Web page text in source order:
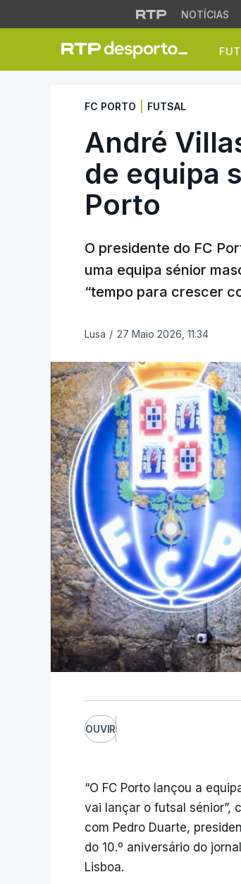
NOTÍCIAS
André
FC PORTO FUTSAL
André
de equipa
Porto
O presidente do FC
uma equipa sénior
“tempo para crescer
Lusa / 27 Maio 2026, 11:34
OUVIR
“O FC Porto lançou a
vai lançar o futsal sénior”,
com Pedro Duarte,
do 10.º aniversário do
Lisboa.